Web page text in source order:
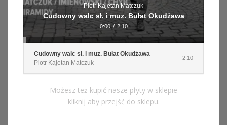
Piotr Kajetan Matczuk
Cudowny walc sł. i muz. Bułat Okudżawa
0:00 / 2:10
Cudowny walc sł. i muz. Bułat Okudżawa
Piotr Kajetan Matczuk
2:10
Możesz też kupić nasze płyty w sklepie
kliknij aby przejść do sklepu.